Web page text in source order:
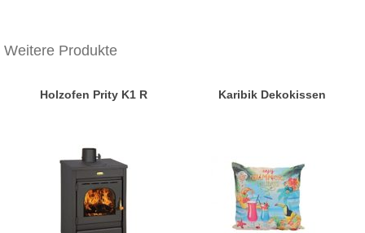
Weitere Produkte
Holzofen Prity K1 R Karibik Dekokissen